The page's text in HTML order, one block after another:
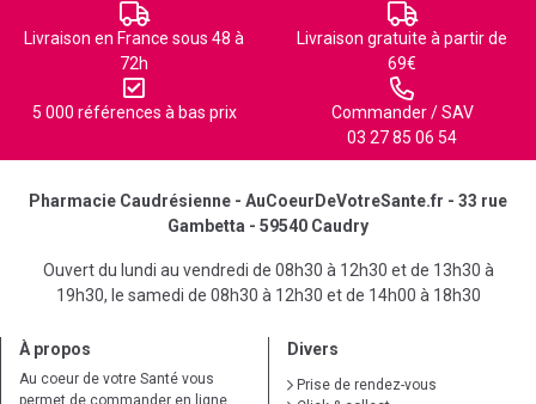
Livraison en France sous 48 à
72h
Livraison gratuite à partir de
69€
5 000 références à bas prix
Commander / SAV
03 27 85 06 54
Pharmacie Caudrésienne - AuCoeurDeVotreSante.fr - 33 rue
Gambetta - 59540 Caudry
Ouvert du lundi au vendredi de 08h30 à 12h30 et de 13h30 à
19h30, le samedi de 08h30 à 12h30 et de 14h00 à 18h30
À propos
Au coeur de votre Santé vous
permet de commander en ligne,
Divers
Prise de rendez-vous